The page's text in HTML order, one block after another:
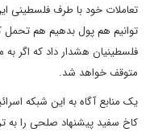
تعاملات خود با طرف فلسطینی
توانیم هم پول بدهیم هم تحمل
فلسطینیان هشدار داد که اگر به
متوقف خواهد شد.
یک منابع آگاه به این شبکه
کاخ سفید پیشنهاد صلحی را به